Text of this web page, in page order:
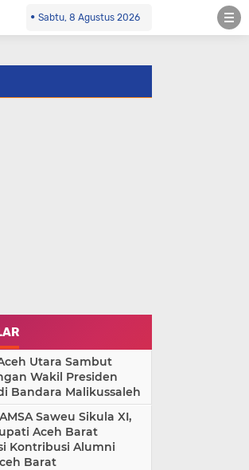
Sabtu, 8 Agustus 2026
Utara Sambut
Wakil Presiden
Bandara Malikussaleh
Saweu Sikula XI,
Aceh Barat
Kontribusi Alumni
Barat